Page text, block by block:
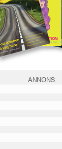
ANNONS